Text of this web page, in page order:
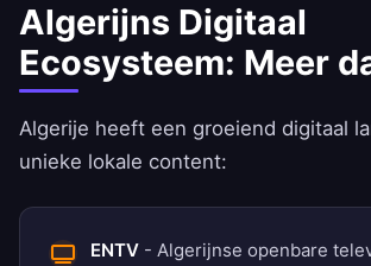
Algerijns Digitaal
Ecosysteem: Meer
Algerije heeft een groeiend digitaal
unieke lokale content:
ENTV - Algerijnse openbare